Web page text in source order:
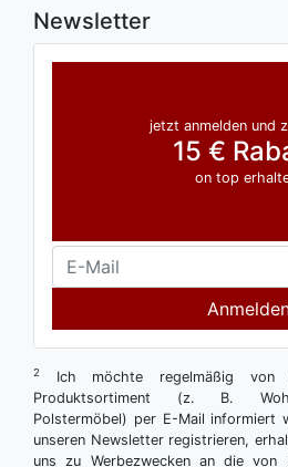
Newsletter
jetzt anmelden und
15 €
on top
2
Ich möchte regelmäßig von
Produktsortiment (z. B.
Polstermöbel) per E-Mail informiert
unseren Newsletter registrieren,
uns zu Werbezwecken an die von